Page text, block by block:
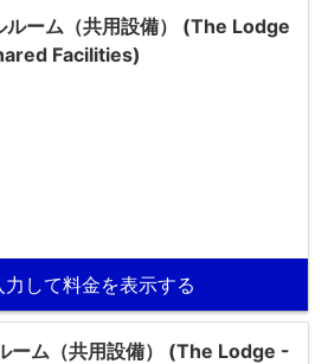
ーム（共用設備） (The Lodge
Facilities)
力して料金を表示する
ーム（共用設備） (The Lodge -